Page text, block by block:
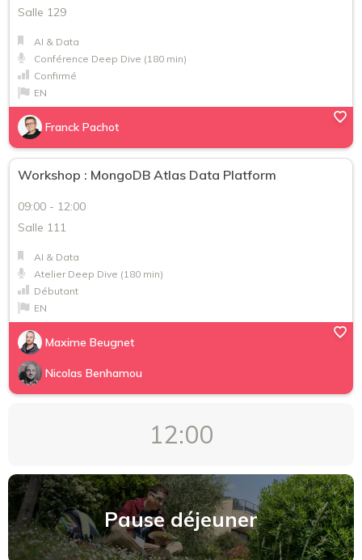
Salle 129
AI & Data
Conférence Deep Dive (180 min)
Confirmé
EN
Franck Pachot
Workshop : MongoDB Atlas Data Platform
09:00 - 12:00
Salle 111
AI & Data
Atelier Deep Dive (180 min)
Débutant
EN
Maxime Beugnet
Nicolas Benhamou
12:00
Pause déjeuner